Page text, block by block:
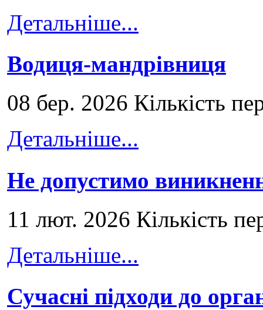
Детальніше...
Водиця-мандрівниця
08 бер. 2026 Кількість
Детальніше...
Не допустимо
11 лют. 2026 Кількість
Детальніше...
Сучасні підходи до